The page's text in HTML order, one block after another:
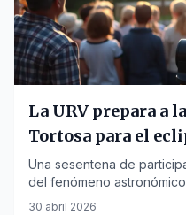
La URV prepara a
Tortosa para el
con talleres
Una sesentena de
del fenómeno
actual del Sol.
30 abril 2026